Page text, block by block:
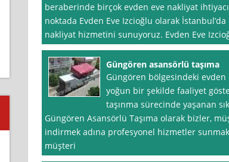
beraberinde birçok evden eve nakliyat
noktada Evden Eve Izcioğlu olarak
nakliyat hizmetini sunuyoruz. Evden Eve
Güngören asansörlü taşıma
Güngören bölgesindeki evden
yoğun bir şekilde faaliyet
taşınma sürecinde yaşanan
Güngören Asansörlü Taşıma olarak bizler,
indirmek adına profesyonel hizmetler
müşteri